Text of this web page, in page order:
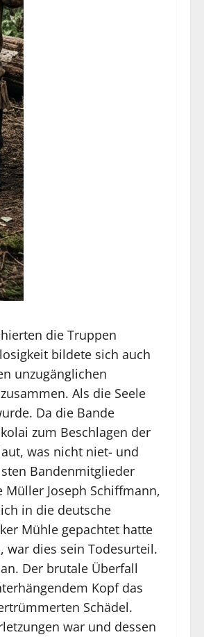
die Truppen
bildete sich auch
unzugänglichen
Als die Seele
Da die Bande
zum Beschlagen der
was nicht niet- und
Bandenmitglieder
Müller Joseph Schiffmann,
in die deutsche
Mühle gepachtet hatte
war dies sein Todesurteil.
Der brutale Überfall
Kopf das
Schädel.
war und dessen